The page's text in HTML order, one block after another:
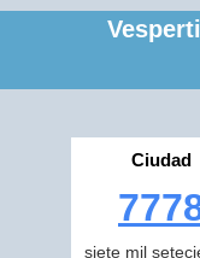
Ciudad
siete mil